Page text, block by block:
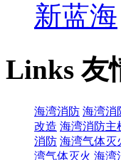
新蓝海
Links友
海湾消防 海湾消
改造 海湾消防主
消防 海湾气体灭
湾气体灭火 海湾